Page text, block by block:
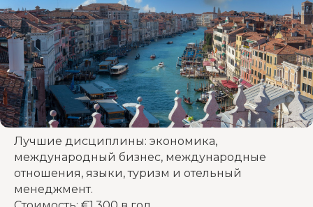
Лучшие дисциплины: экономика,
международный бизнес, международные
отношения, языки, туризм и отельный
менеджмент.